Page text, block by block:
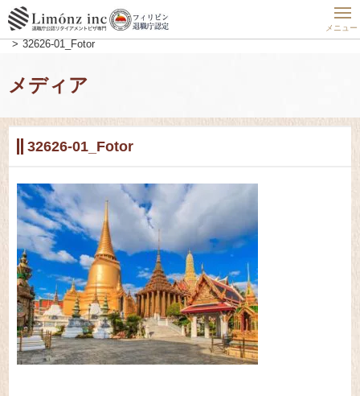
メニュー
ホーム
フィリピン最新動向
ついに施行！！タイ・リタイアメントビザ新基準！!
32626-01_Fotor
メディア
32626-01_Fotor